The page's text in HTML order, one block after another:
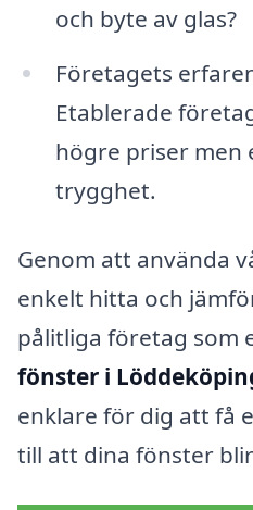
och byte av glas?
Företagets
Etablerade
högre priser
trygghet.
Genom att använda
enkelt hitta och
pålitliga företag som
fönster i
enklare för dig att få
till att dina fönster